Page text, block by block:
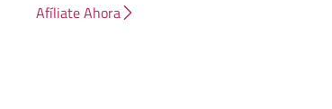
Afíliate Ahora